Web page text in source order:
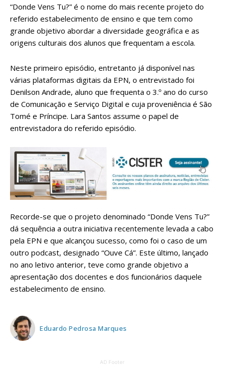
“Donde Vens Tu?” é o nome do mais recente projeto do
referido estabelecimento de ensino e que tem como
grande objetivo abordar a diversidade geográfica e as
origens culturais dos alunos que frequentam a escola.
Neste primeiro episódio, entretanto já disponível nas
várias plataformas digitais da EPN, o entrevistado foi
Denilson Andrade, aluno que frequenta o 3.º ano do curso
de Comunicação e Serviço Digital e cuja proveniência é São
Tomé e Príncipe. Lara Santos assume o papel de
entrevistadora do referido episódio.
Recorde-se que o projeto denominado “Donde Vens Tu?”
dá sequência a outra iniciativa recentemente levada a cabo
pela EPN e que alcançou sucesso, como foi o caso de um
outro podcast, designado “Ouve Cá”. Este último, lançado
no ano letivo anterior, teve como grande objetivo a
apresentação dos docentes e dos funcionários daquele
estabelecimento de ensino.
Eduardo Pedrosa Marques
AD Footer